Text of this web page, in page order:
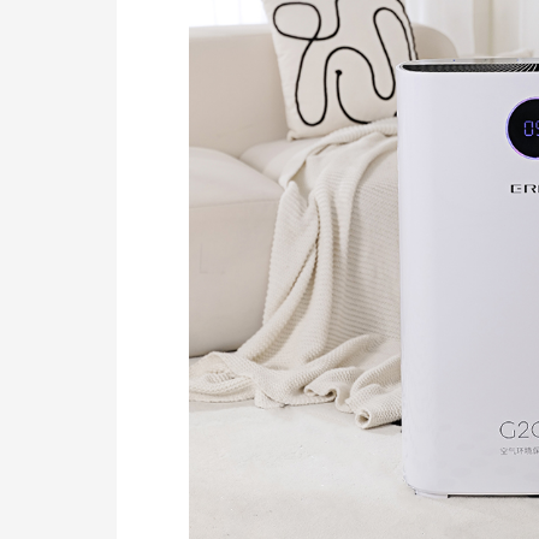
宠物空气除臭机
查看详情
落地移动式